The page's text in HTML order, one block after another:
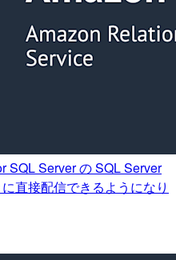
SQL Server の SQL Server
直接配信できるようになり